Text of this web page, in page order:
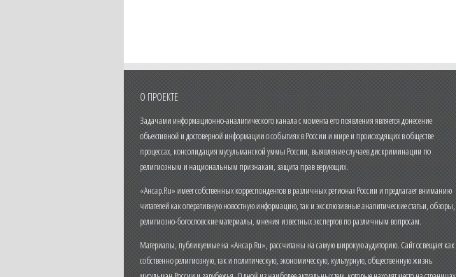
О ПРОЕКТЕ
Задачами информационно-аналитического канала с момента его появления является донесение
объективной и достоверной информации о событиях в России и мире и происходящих в обществе
процессах, консолидация мусульманской уммы России, выявление случаев дискриминации по
религиозным и национальным признакам, защита прав верующих.
«Ансар.Ru» имеет собственных корреспондентов в различных регионах России и предлагает вниманию
читателей как оперативную новостную информацию, так и эксклюзивные аналитические статьи, обзоры,
религиозно-богословские материалы, мнения известных экспертов по различным вопросам.
Материалы, публикуемые на «Ансар.Ru», рассчитаны на самую широкую аудиторию. Сайт освещает как
собственно религиозную, так и политическую, экономическую, культурную, общественную жизнь